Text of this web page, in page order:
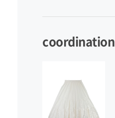
coordination